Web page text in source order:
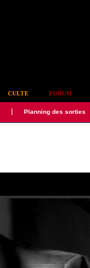
CULTE FORUM
Planning des sorties